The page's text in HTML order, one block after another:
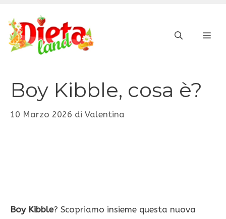
contenuto
Boy Kibble, cosa è?
10 Marzo 2026 di Valentina
Boy Kibble? Scopriamo insieme questa nuova